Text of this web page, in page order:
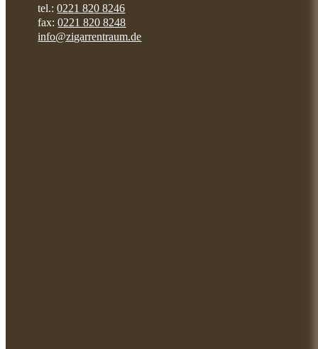
tel.:0221 820 8246
fax:0221 820 8248
info@zigarrentraum.de